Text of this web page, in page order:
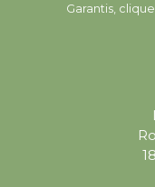
Garantis,